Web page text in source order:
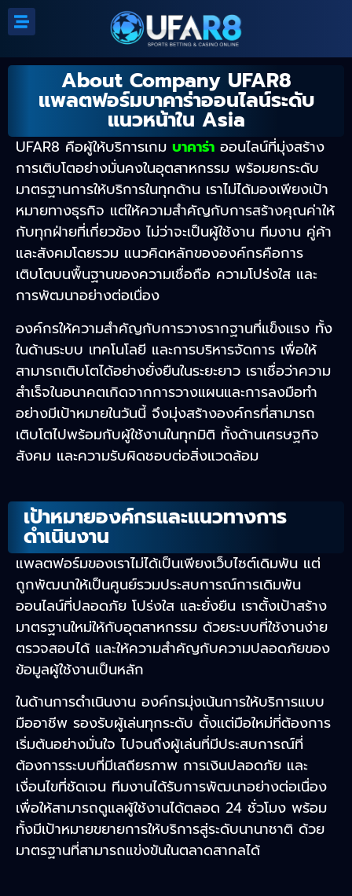
About Company UFAR8
แพลตฟอร์มบาคาร่าออนไลน์ระดับ
แนวหน้าใน Asia
UFAR8 คือผู้ให้บริการเกม บาคาร่า ออนไลน์ที่มุ่งสร้าง
การเติบโตอย่างมั่นคงในอุตสาหกรรม พร้อมยกระดับ
มาตรฐานการให้บริการในทุกด้าน เราไม่ได้มองเพียงเป้า
หมายทางธุรกิจ แต่ให้ความสำคัญกับการสร้างคุณค่าให้
กับทุกฝ่ายที่เกี่ยวข้อง ไม่ว่าจะเป็นผู้ใช้งาน ทีมงาน คู่ค้า
และสังคมโดยรวม แนวคิดหลักขององค์กรคือการ
เติบโตบนพื้นฐานของความเชื่อถือ ความโปร่งใส และ
การพัฒนาอย่างต่อเนื่อง
องค์กรให้ความสำคัญกับการวางรากฐานที่แข็งแรง ทั้ง
ในด้านระบบ เทคโนโลยี และการบริหารจัดการ เพื่อให้
สามารถเติบโตได้อย่างยั่งยืนในระยะยาว เราเชื่อว่าความ
สำเร็จในอนาคตเกิดจากการวางแผนและการลงมือทำ
อย่างมีเป้าหมายในวันนี้ จึงมุ่งสร้างองค์กรที่สามารถ
เติบโตไปพร้อมกับผู้ใช้งานในทุกมิติ ทั้งด้านเศรษฐกิจ
สังคม และความรับผิดชอบต่อสิ่งแวดล้อม
เป้าหมายองค์กรและแนวทางการ
ดำเนินงาน
แพลตฟอร์มของเราไม่ได้เป็นเพียงเว็บไซต์เดิมพัน แต่
ถูกพัฒนาให้เป็นศูนย์รวมประสบการณ์การเดิมพัน
ออนไลน์ที่ปลอดภัย โปร่งใส และยั่งยืน เราตั้งเป้าสร้าง
มาตรฐานใหม่ให้กับอุตสาหกรรม ด้วยระบบที่ใช้งานง่าย
ตรวจสอบได้ และให้ความสำคัญกับความปลอดภัยของ
ข้อมูลผู้ใช้งานเป็นหลัก
ในด้านการดำเนินงาน องค์กรมุ่งเน้นการให้บริการแบบ
มืออาชีพ รองรับผู้เล่นทุกระดับ ตั้งแต่มือใหม่ที่ต้องการ
เริ่มต้นอย่างมั่นใจ ไปจนถึงผู้เล่นที่มีประสบการณ์ที่
ต้องการระบบที่มีเสถียรภาพ การเงินปลอดภัย และ
เงื่อนไขที่ชัดเจน ทีมงานได้รับการพัฒนาอย่างต่อเนื่อง
เพื่อให้สามารถดูแลผู้ใช้งานได้ตลอด 24 ชั่วโมง พร้อม
ทั้งมีเป้าหมายขยายการให้บริการสู่ระดับนานาชาติ ด้วย
มาตรฐานที่สามารถแข่งขันในตลาดสากลได้